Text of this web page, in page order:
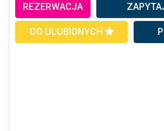
REZERWACJA
DO ULUBIONYCH